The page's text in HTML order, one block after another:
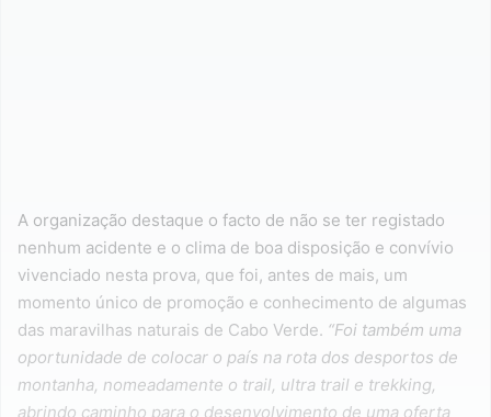
A organização destaque o facto de não se ter registado
nenhum acidente e o clima de boa disposição e convívio
vivenciado nesta prova, que foi, antes de mais, um
momento único de promoção e conhecimento de algumas
das maravilhas naturais de Cabo Verde. “Foi também uma
oportunidade de colocar o país na rota dos desportos de
montanha, nomeadamente o trail, ultra trail e trekking,
abrindo caminho para o desenvolvimento de uma oferta